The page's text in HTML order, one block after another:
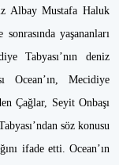
Albay Mustafa Haluk
yaşananları
Tabyası’nın deniz
Ocean’ın, Mecidiye
Çağlar, Seyit Onbaşı
söz konusu
ifade etti. Ocean’ın